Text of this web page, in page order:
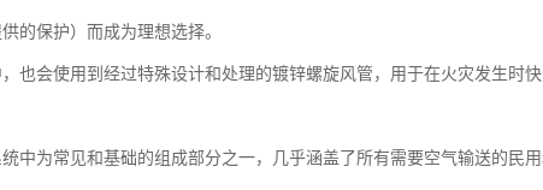
的保护）而成为理想选择。
也会使用到经过特殊设计和处理的镀锌螺旋风管，用于在火灾发生时
中为常见和基础的组成部分之一，几乎涵盖了所有需要空气输送的民用